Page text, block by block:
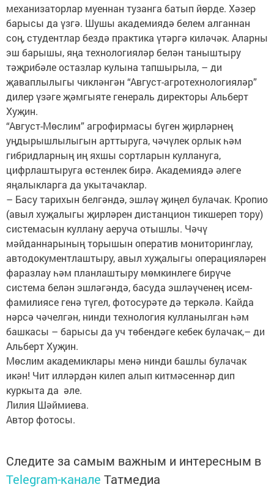
механизаторлар муеннан тузанга батып йөрде. Хәзер
барысы да үзгә. Шушы академиядә белем алганнан
соң, студентлар бездә практика үтәргә киләчәк. Аларны
эш барышы, яңа технологияләр белән таныштыру
тәҗрибәле остазлар кулына тапшырыла, – ди
җаваплылыгы чикләнгән “Август-агротехнологияләр”
дилер үзәге җәмгыяте генераль директоры Альберт
Хуҗин.
“Август-Мөслим” агрофирмасы бүген җирләрнең
уңдырышлылыгын арттыруга, чәчүлек орлык һәм
гибридларның иң яхшы сортларын куллануга,
цифрлаштыруга өстенлек бирә. Академиядә әлеге
яңалыкларга да укытачаклар.
– Басу тарихын белгәндә, эшләү җиңел булачак. Кропио
(авыл хуҗалыгы җирләрен дистанцион тикшереп тору)
системасын куллану аеруча отышлы. Чәчү
мәйданнарының торышын оператив мониторинглау,
автодокументлаштыру, авыл хуҗалыгы операцияләрен
фаразлау һәм планлаштыру мөмкинлеге бирүче
система белән эшләгәндә, басуда эшләүченең исем-
фамилиясе генә түгел, фотосурәте дә теркәлә. Кайда
нәрсә чәчелгән, нинди технология кулланылган һәм
башкасы – барысы да уч төбендәге кебек булачак,– ди
Альберт Хуҗин.
Мөслим академиклары менә нинди башлы булачак
икән! Чит илләрдән килеп алып китмәсеннәр дип
куркыта да әле.
Лилия Шәймиева.
Автор фотосы.
Следите за самым важным и интересным в
Telegram-канале Татмедиа